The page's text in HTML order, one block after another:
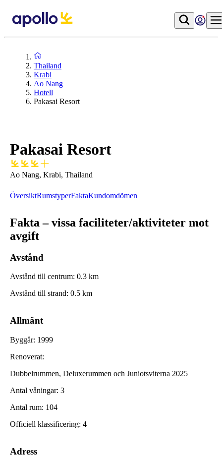
Thailand
Krabi
Ao Nang
Hotell
Pakasai Resort
Pakasai Resort
Ao Nang, Krabi, Thailand
ÖversiktRumstyperFaktaKundomdömen
Fakta – vissa faciliteter/aktiviteter mot
avgift
Avstånd
Avstånd till centrum: 0.3 km
Avstånd till strand: 0.5 km
Allmänt
Byggår: 1999
Renoverat:
Dubbelrummen, Deluxerummen och Juniotsviterna 2025
Antal våningar: 3
Antal rum: 104
Officiell klassificering: 4
Adress